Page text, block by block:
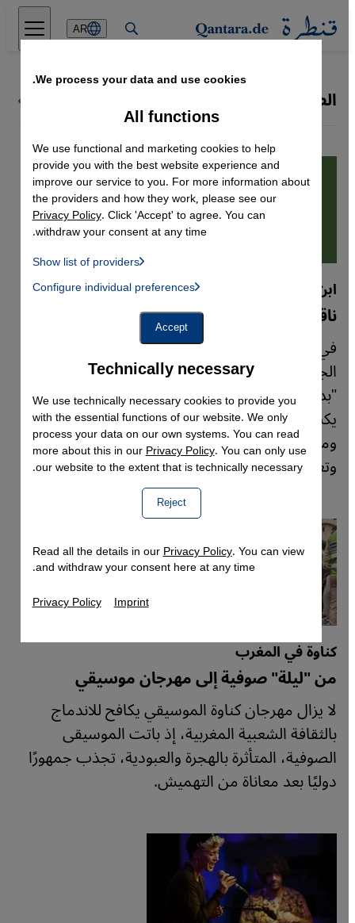
Direkt zum Inhalt springen
AR
الصوفية | التصوف
ابن الجوزي
ناقد الصوفية الشرس الذي صان روحانيتها
في القرن الثاني عشر الميلادي، ألّف العالِم ابن
الجوزي كتابه "تلبيس إبليس"، للتحذير مما اعتبره
"بدعة" التصوف، غير أنّ الكتاب، مع مرور الزمن،
يكشف مفارقة لافتة؛ إذ يبدو من جهة نقدًا صارمًا،
ومن جهة أخرى توثيقًا ثريًا ومشوّقًا لتجارب الصوفية
وتعاليمهم.
كناوة في المغرب
من "ليلة" صوفية إلى مهرجان موسيقي
لا يزال مهرجان كناوة الموسيقي يكافح للاندماج
بالثقافة الشعبية المغربية، إذ باتت الموسيقى
الصوفية، المتأثرة بالهجرة والعبودية، تجذب جمهورًا
دوليًا بعد معاناة من التهميش.
We process your data and use cookies.
Technically necessary
We use technically necessary cookies to provide you
with the essential functions of our website. We only
process your data on our own systems. You can read
more about this in ourPrivacy Policy. You can only use
our website to the extent that is technically necessary.
Reject
All functions
We use functional and marketing cookies to help
provide you with the best website experience and
improve our service to you. For more information about
the providers and how they work, please see our
Privacy Policy. Click 'Accept' to agree. You can
withdraw your consent at any time.
Show list of providers
Instagram Embed, Twitter Embed, Youtube Embed
Facebook Embed / Facebook Connect
Google Maps Embed
Configure individual preferences
Accept
Read all the details in ourPrivacy Policy. You can view
and withdraw your consent here at any time.
Privacy Policy Imprint